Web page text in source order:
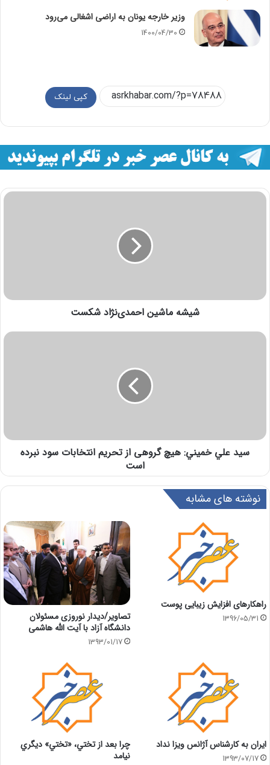
وزیر خارجه یونان به اراضی اشغالی می‌رود
1400/04/30
کپی لینک
شیشه ماشین احمدی‌نژاد شکست
سيد علي خميني: هیچ گروهی از تحریم انتخابات سود نبرده
است
نوشته های مشابه
راهکارهای افزایش زیبایی پوست
1396/05/31
تصاوير/دیدار نوروزی مسئولان
دانشگاه آزاد با آیت الله هاشمی
1393/01/17
ایران به کارشناس آژانس ویزا نداد
1393/07/17
چرا بعد از تختي، «تختي» ديگري
نيامد